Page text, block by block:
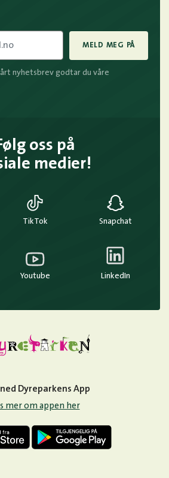
MELD MEG PÅ
nyhetsbrev godtar du våre
oss på
medier!
TikTok Snapchat
Youtube LinkedIn
Dyreparkens App
mer om appen her